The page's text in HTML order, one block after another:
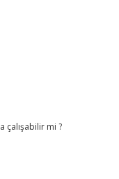
çalışabilir mi ?